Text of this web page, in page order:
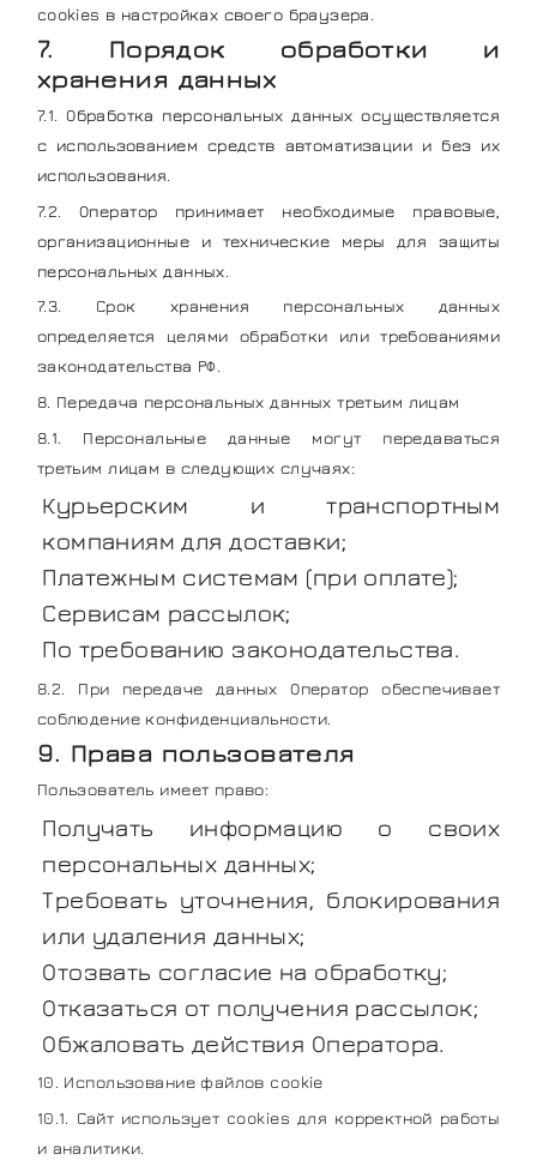
cookies в настройках своего браузера.
7. Порядок обработки и
хранения данных
7.1. Обработка персональных данных осуществляется
с использованием средств автоматизации и без их
использования.
7.2. Оператор принимает необходимые правовые,
организационные и технические меры для защиты
персональных данных.
7.3. Срок хранения персональных данных
определяется целями обработки или требованиями
законодательства РФ.
8. Передача персональных данных третьим лицам
8.1. Персональные данные могут передаваться
третьим лицам в следующих случаях:
Курьерским и транспортным
компаниям для доставки;
Платежным системам (при оплате);
Сервисам рассылок;
По требованию законодательства.
8.2. При передаче данных Оператор обеспечивает
соблюдение конфиденциальности.
9. Права пользователя
Пользователь имеет право:
Получать информацию о своих
персональных данных;
Требовать уточнения, блокирования
или удаления данных;
Отозвать согласие на обработку;
Отказаться от получения рассылок;
Обжаловать действия Оператора.
10. Использование файлов cookie
10.1. Сайт использует cookies для корректной работы
и аналитики.